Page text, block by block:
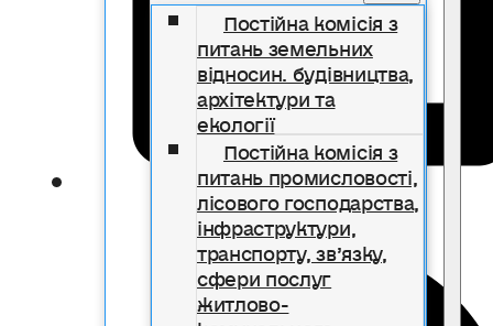
Постійна комісія з
питань земельних
відносин. будівництва,
архітектури та
екології
Постійна комісія з
питань промисловості,
лісового господарства,
інфраструктури,
транспорту, зв’язку,
сфери послуг
житлово-